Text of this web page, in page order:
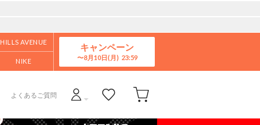
HILLS AVENUE
NIKE
キャンペーン
8月10日(月)
よくあるご質問